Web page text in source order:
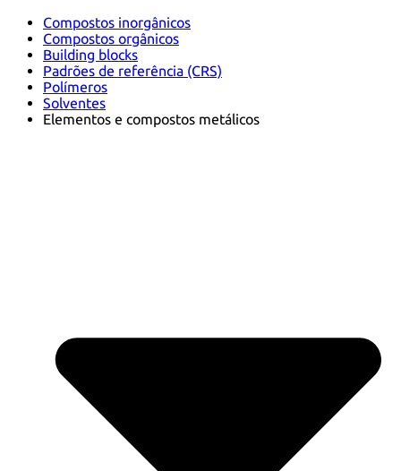
Compostos inorgânicos
Compostos orgânicos
Building blocks
Padrões de referência (CRS)
Polímeros
Solventes
Elementos e compostos metálicos